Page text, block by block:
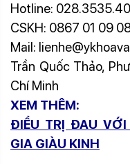
Hotline:
CSKH: 0867 01 09
Mail:
Trần Quốc Thảo,
Chí Minh
XEM THÊM:
ĐIỀU TRỊ ĐAU VỚI
GIA GIÀU KINH